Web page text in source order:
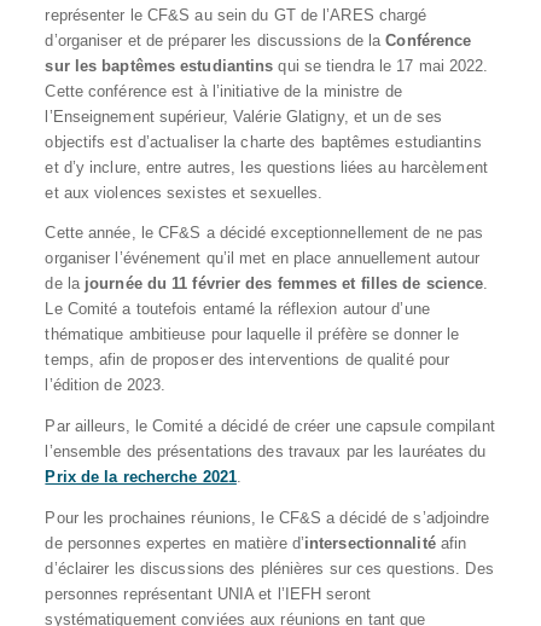
représenter le CF&S au sein du GT de l’ARES chargé
d’organiser et de préparer les discussions de laConférence
sur les baptêmes estudiantinsqui se tiendra le 17 mai 2022.
Cette conférence est à l’initiative de la ministre de
l’Enseignement supérieur, Valérie Glatigny, et un de ses
objectifs est d’actualiser la charte des baptêmes estudiantins
et d’y inclure, entre autres, les questions liées au harcèlement
et aux violences sexistes et sexuelles.
Cette année, le CF&S a décidé exceptionnellement de ne pas
organiser l’événement qu’il met en place annuellement autour
de la journée du 11 février des femmes et filles de science.
Le Comité a toutefois entamé la réflexion autour d’une
thématique ambitieuse pour laquelle il préfère se donner le
temps, afin de proposer des interventions de qualité pour
l’édition de 2023.
Par ailleurs, le Comité a décidé de créer une capsule compilant
l’ensemble des présentations des travaux par les lauréates du
Prix de la recherche 2021.
Pour les prochaines réunions, le CF&S a décidé de s’adjoindre
de personnes expertes en matière d’intersectionnalitéafin
d’éclairer les discussions des plénières sur ces questions. Des
personnes représentant UNIA et l’IEFH seront
systématiquement conviées aux réunions en tant que